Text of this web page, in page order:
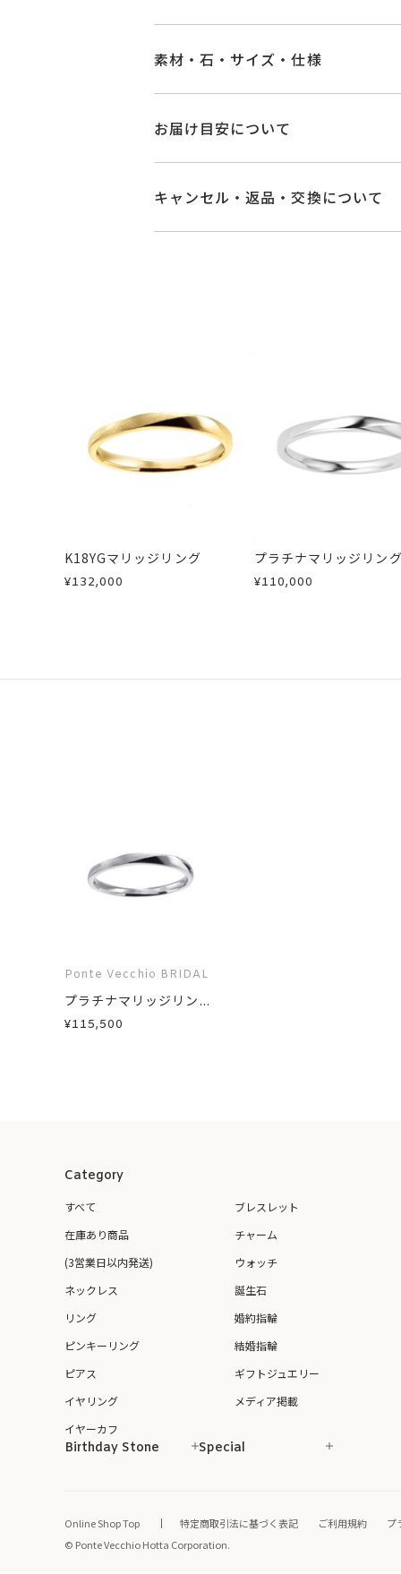
素材・石・サイズ・仕様
素材 Pt950
刻印
刻印サービス対象
インサイドストー
刻印をお入れし
刻印字体 文字タイプA、文
お届け目安について
詳しくはこちら
キャンセル・返品・交換について
・到着後ご連絡無く7日以上経過した商
・刻印をお入れした商品
・販売期間が限定されている商品
・過度な交換・返品を繰り返している
詳細は
K18YGマリッジリング
¥132,000
プラチナマリッジリング
¥110,000
Ponte Vecchio BRIDAL
プラチナマリッジリン...
¥115,500
Category
すべて
在庫あり商品
(3営業日以内発送)
ネックレス
リング
ピンキーリング
ピアス
イヤリング
イヤーカフ
ブレスレット
チャーム
ウォッチ
誕生石
婚約指輪
結婚指輪
ギフトジュエリー
メディア掲載
Birthday Stone Special
Online Shop Top 特定商取引法に基づく表記 ご利用規約
プ
© Ponte Vecchio Hotta Corporation.